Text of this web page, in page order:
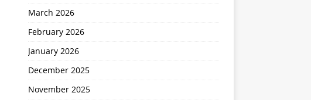
March 2026
February 2026
January 2026
December 2025
November 2025